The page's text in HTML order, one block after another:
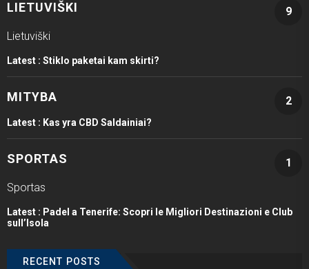
LIETUVIŠKI
9
Lietuviški
Latest : Stiklo paketai kam skirti?
MITYBA 2
Latest : Kas yra CBD Saldainiai?
SPORTAS
1
Sportas
Latest : Padel a Tenerife: Scopri le Migliori Destinazioni e Club
sull’Isola
RECENT POSTS